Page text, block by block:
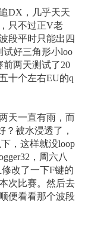
DX，几乎天天
只不过正V老
段平时只能出四
试好三角形小loo
两天测试了20
十个左右EU的q
天一直有雨，而
被水浸透了，
，这样就没loop
，周六八
改了一下F键的
次比赛。然后去
便看看那个波段